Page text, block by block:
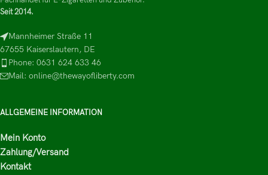
Seit 2014.
Mannheimer Straße 11
67655 Kaiserslautern, DE
Phone: 0631 624 633 46
Mail: online@thewayofliberty.com
ALLGEMEINE INFORMATION
Mein Konto
Zahlung/Versand
Kontakt